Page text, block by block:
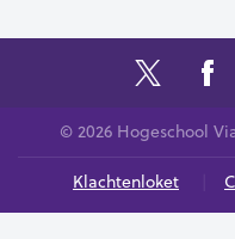
© 2026 Hogeschool
Klachtenloket